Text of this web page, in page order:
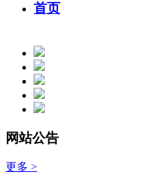
首页
网站公告
更多 >